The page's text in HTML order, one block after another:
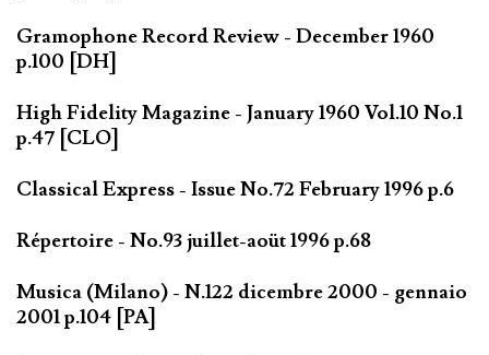
Gramophone Record Review - December 1960
p.100 [DH]
High Fidelity Magazine - January 1960 Vol.10 No.1
p.47 [CLO]
Classical Express - Issue No.72 February 1996 p.6
Répertoire - No.93 juillet-aoüt 1996 p.68
Musica (Milano) - N.122 dicembre 2000 - gennaio
2001 p.104 [PA]